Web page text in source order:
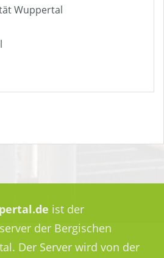
Wuppertal
ist der
der Bergischen
Der Server wird von der